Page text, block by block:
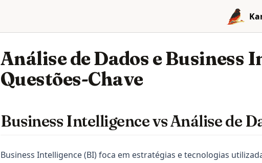
Análise de Dados e Business
Questões-Chave
Business Intelligence vs Análise de
Business Intelligence (BI) foca em estratégias e tecnologias